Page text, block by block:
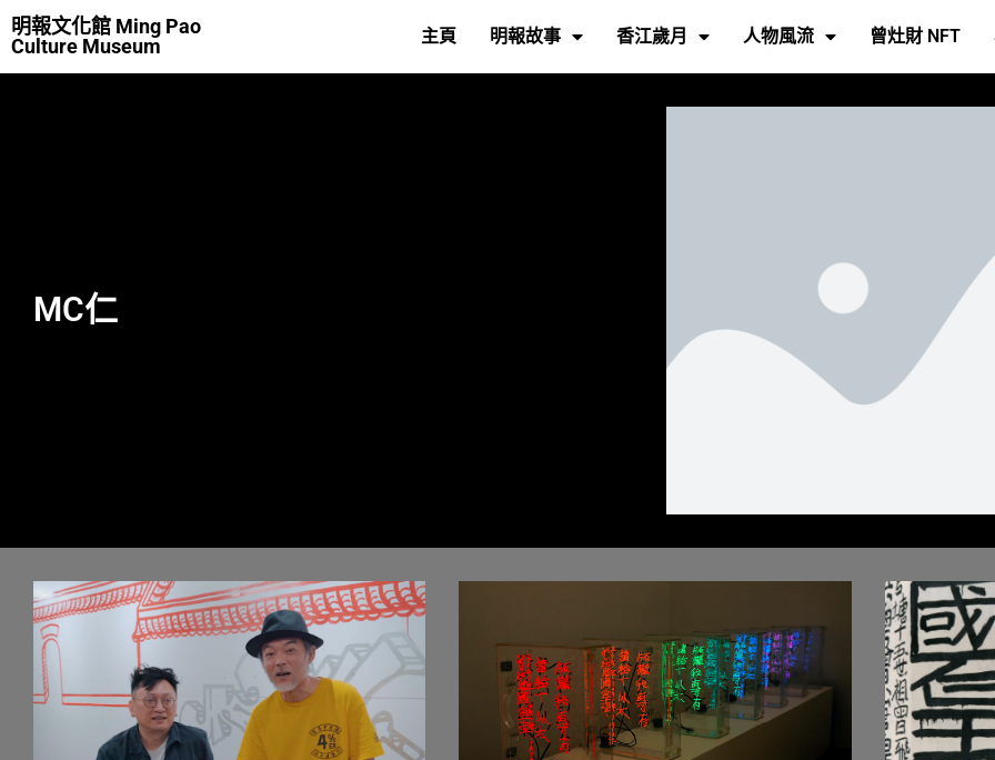
明報文化館 Ming Pao
Culture Museum
主頁 明報故事 香江歲月 人物風流 曾灶財 NFT
MC仁